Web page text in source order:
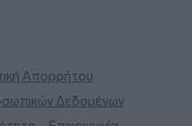
Απορρήτου
Δεδομένων